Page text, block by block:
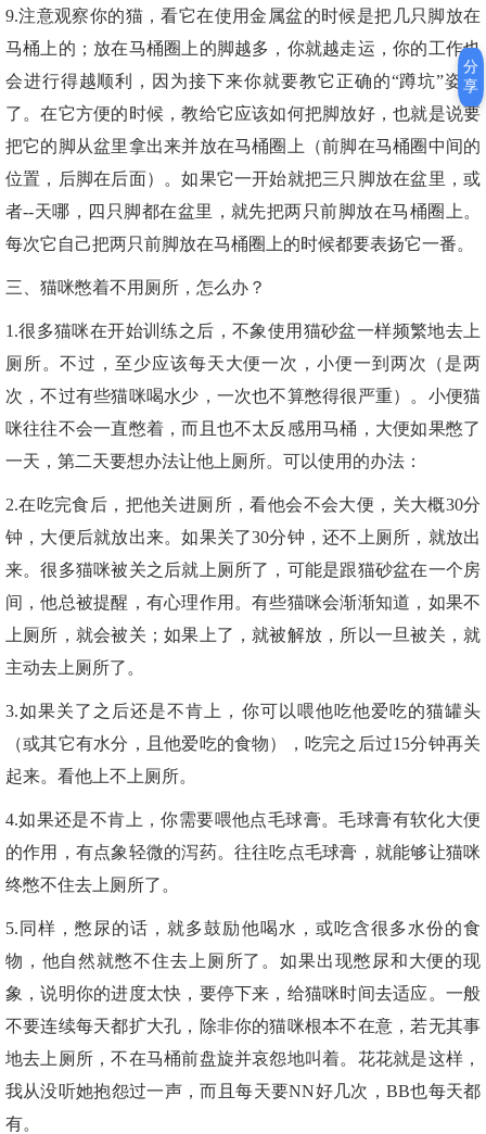
9.注意观察你的猫，看它在使用金属盆的时候是把几只脚放在
马桶上的；放在马桶圈上的脚越多，你就越走运，你的工作也
会进行得越顺利，因为接下来你就要教它正确的“蹲坑”姿势
了。在它方便的时候，教给它应该如何把脚放好，也就是说要
把它的脚从盆里拿出来并放在马桶圈上（前脚在马桶圈中间的
位置，后脚在后面）。如果它一开始就把三只脚放在盆里，或
者--天哪，四只脚都在盆里，就先把两只前脚放在马桶圈上。
每次它自己把两只前脚放在马桶圈上的时候都要表扬它一番。
三、猫咪憋着不用厕所，怎么办？
1.很多猫咪在开始训练之后，不象使用猫砂盆一样频繁地去上
厕所。不过，至少应该每天大便一次，小便一到两次（是两
次，不过有些猫咪喝水少，一次也不算憋得很严重）。小便猫
咪往往不会一直憋着，而且也不太反感用马桶，大便如果憋了
一天，第二天要想办法让他上厕所。可以使用的办法：
2.在吃完食后，把他关进厕所，看他会不会大便，关大概30分
钟，大便后就放出来。如果关了30分钟，还不上厕所，就放出
来。很多猫咪被关之后就上厕所了，可能是跟猫砂盆在一个房
间，他总被提醒，有心理作用。有些猫咪会渐渐知道，如果不
上厕所，就会被关；如果上了，就被解放，所以一旦被关，就
主动去上厕所了。
3.如果关了之后还是不肯上，你可以喂他吃他爱吃的猫罐头
（或其它有水分，且他爱吃的食物），吃完之后过15分钟再关
起来。看他上不上厕所。
4.如果还是不肯上，你需要喂他点毛球膏。毛球膏有软化大便
的作用，有点象轻微的泻药。往往吃点毛球膏，就能够让猫咪
终憋不住去上厕所了。
5.同样，憋尿的话，就多鼓励他喝水，或吃含很多水份的食
物，他自然就憋不住去上厕所了。如果出现憋尿和大便的现
象，说明你的进度太快，要停下来，给猫咪时间去适应。一般
不要连续每天都扩大孔，除非你的猫咪根本不在意，若无其事
地去上厕所，不在马桶前盘旋并哀怨地叫着。花花就是这样，
我从没听她抱怨过一声，而且每天要NN好几次，BB也每天都
有。
分
享